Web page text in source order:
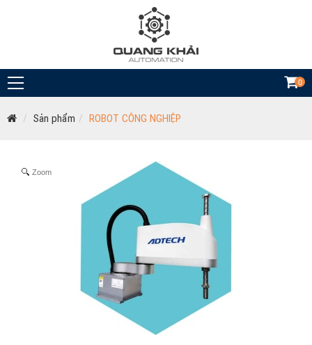
0
Sản phẩm ROBOT CÔNG NGHIỆP
Zoom